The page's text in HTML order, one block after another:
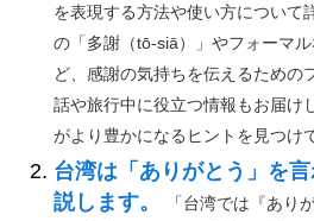
を表現する方法や使い方について
の「多謝（tō-siā）」やフォーマ
ど、感謝の気持ちを伝えるための
話や旅行中に役立つ情報もお届け
がより豊かになるヒントを見つけ
台湾は「ありがとう」を
説します。
「台湾では『あり